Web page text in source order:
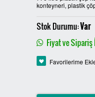
PLASTİK
BOYALI
METAL
konteyneri, plastik
Stok Durumu:Var
Fiyat ve Sipariş
Favorilerime